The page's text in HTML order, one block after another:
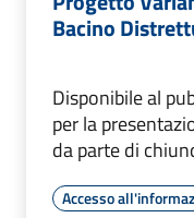
Bacino
Disponibile al
per la
da parte di
Accesso